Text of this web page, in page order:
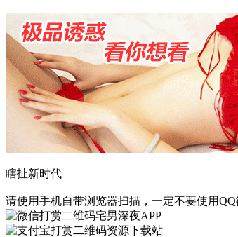
瞎扯新时代
请使用手机自带浏览器扫描，一定不要使用
宅男深夜APP
资源下载站